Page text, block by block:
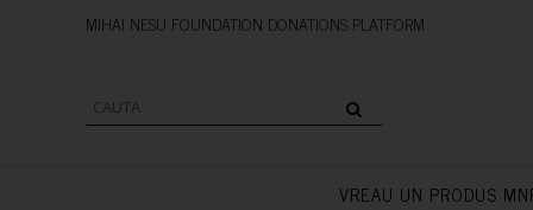
MIHAI NESU FOUNDATION
VREAU UN PRODUS